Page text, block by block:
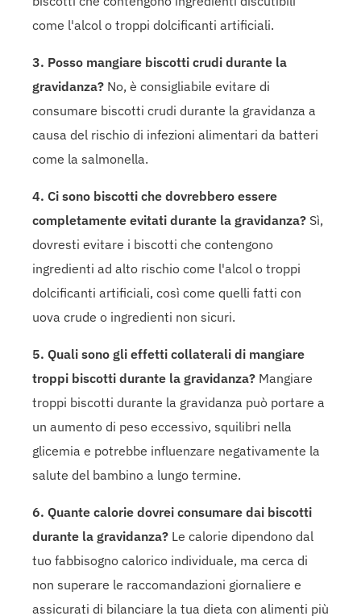
come l'alcol o troppi dolcificanti artificiali.
3. Posso mangiare biscotti crudi durante la
gravidanza? No, è consigliabile evitare di
consumare biscotti crudi durante la gravidanza a
causa del rischio di infezioni alimentari da batteri
come la salmonella.
4. Ci sono biscotti che dovrebbero essere
completamente evitati durante la gravidanza? Sì,
dovresti evitare i biscotti che contengono
ingredienti ad alto rischio come l'alcol o troppi
dolcificanti artificiali, così come quelli fatti con
uova crude o ingredienti non sicuri.
5. Quali sono gli effetti collaterali di mangiare
troppi biscotti durante la gravidanza? Mangiare
troppi biscotti durante la gravidanza può portare a
un aumento di peso eccessivo, squilibri nella
glicemia e potrebbe influenzare negativamente la
salute del bambino a lungo termine.
6. Quante calorie dovrei consumare dai biscotti
durante la gravidanza? Le calorie dipendono dal
tuo fabbisogno calorico individuale, ma cerca di
non superare le raccomandazioni giornaliere e
assicurati di bilanciare la tua dieta con alimenti più